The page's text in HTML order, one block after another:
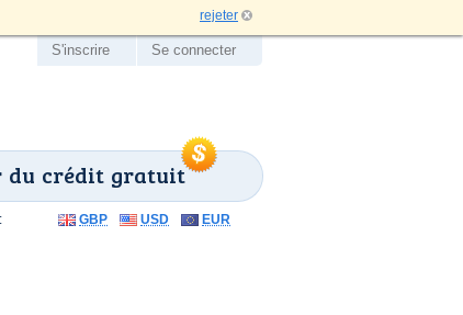
rejeter
du crédit gratuit
S'inscrire Se connecter
GBP USD EUR